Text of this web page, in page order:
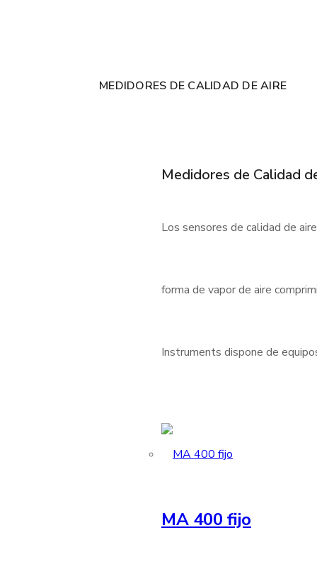
MEDIDORES DE CALIDAD DE AIRE
Medidores de Calidad
Los sensores de calidad de
forma de vapor de aire
Instruments dispone de
MA 400 fijo